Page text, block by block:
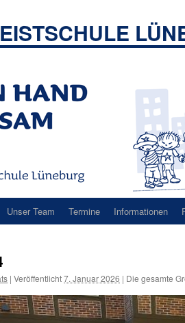
Unser Team Termine Informationen
| Veröffentlicht 7. Januar 2026 | Die gesamte